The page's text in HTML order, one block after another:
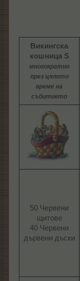
Викингска
кошница S
многократно
през цялото
време на
събитието
50 Червени
щитове
40 Червени
дървени дъски​